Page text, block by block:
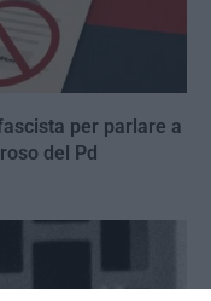
per parlare a
del Pd